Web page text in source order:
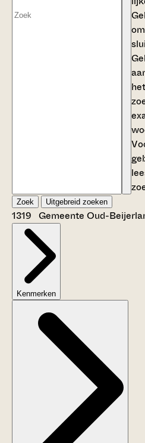
Zoek Uitgebreid zoeken
1319 Gemeente Oud-
Kenmerken